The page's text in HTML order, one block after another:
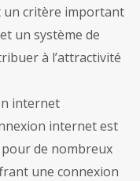
un critère important
un système de
à l’attractivité
internet
internet est
de nombreux
une connexion